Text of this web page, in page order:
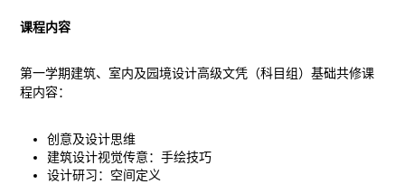
课程内容
第一学期建筑、室内及园境设计高级文凭（科目组）基础共修课
程内容：
创意及设计思维
建筑设计视觉传意：手绘技巧
设计研习：空间定义